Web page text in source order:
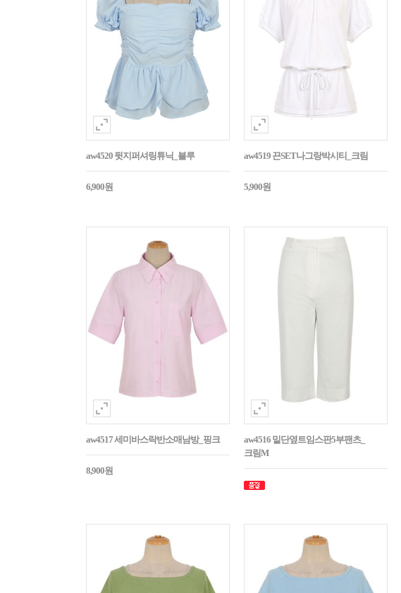
aw4520 뒷지퍼셔링튜닉_블루
6,900원
aw4519 끈SET나그랑박시티_크림
5,900원
aw4517 세미바스락반소매남방_핑크
8,900원
aw4516 밑단옆트임스판5부팬츠_
크림M